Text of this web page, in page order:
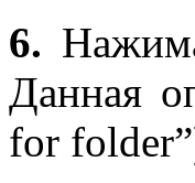
6.
Данная
for folder